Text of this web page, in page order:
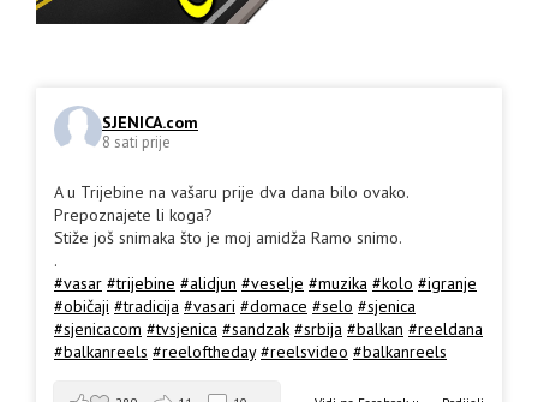
SJENICA.com
8 sati prije
A u Trijebine na vašaru prije dva dana bilo ovako.
Prepoznajete li koga?
Stiže još snimaka što je moj amidža Ramo snimo.
.
#vasar #trijebine #alidjun #veselje #muzika #kolo #igranje
#običaji #tradicija #vasari #domace #selo #sjenica
#sjenicacom #tvsjenica #sandzak #srbija #balkan #reeldana
#balkanreels #reeloftheday #reelsvideo #balkanreels